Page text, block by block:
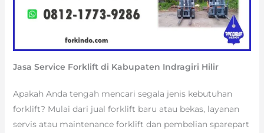
Jasa Service Forklift di Kabupaten Indragiri Hilir
Apakah Anda tengah mencari segala jenis kebutuhan
forklift? Mulai dari jual forklift baru atau bekas, layanan
servis atau maintenance forklift dan pembelian sparepart